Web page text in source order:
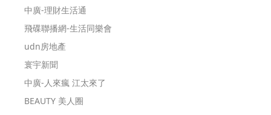
中廣-理財生活通
飛碟聯播網-生活同樂會
udn房地產
寰宇新聞
中廣-人來瘋 江太來了
BEAUTY 美人圈